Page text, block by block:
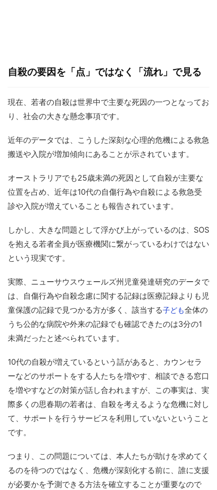
自殺の要因を「点」ではなく「流れ」で見る
現在、若者の自殺は世界中で主要な死因の一つとなってお
り、社会の大きな懸念事項です。
近年のデータでは、こうした深刻な心理的危機による救急
搬送や入院が増加傾向にあることが示されています。
オーストラリアでも25歳未満の死因として自殺が主要な
位置を占め、近年は10代の自傷行為や自殺による救急受
診や入院が増えていることも報告されています。
しかし、大きな問題として浮かび上がっているのは、SOS
を抱える若者全員が医療機関に繋がっているわけではない
という現実です。
実際、ニューサウスウェールズ州児童発達研究のデータで
は、自傷行為や自殺念慮に関する記録は医療記録よりも児
童保護の記録で見つかる方が多く、該当する子ども全体の
うち公的な病院や外来の記録でも確認できたのは3分の1
未満だったと述べられています。
10代の自殺が増えているという話があると、カウンセラ
ーなどのサポートをする人たちを増やす、相談できる窓口
を増やすなどの対策が話し合われますが、この事実は、実
際多くの思春期の若者は、自殺を考えるような危機に対し
て、サポートを行うサービスを利用していないということ
です。
つまり、この問題については、本人たちが助けを求めてく
るのを待つのではなく、危機が深刻化する前に、誰に支援
が必要かを予測できる方法を確立することが重要なので